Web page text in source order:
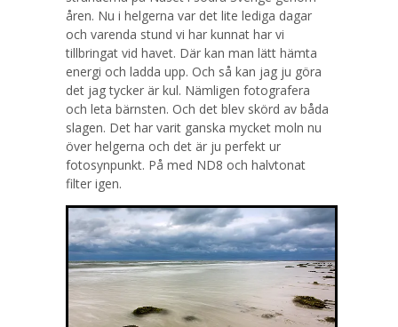
åren. Nu i helgerna var det lite lediga dagar
och varenda stund vi har kunnat har vi
tillbringat vid havet. Där kan man lätt hämta
energi och ladda upp. Och så kan jag ju göra
det jag tycker är kul. Nämligen fotografera
och leta bärnsten. Och det blev skörd av båda
slagen. Det har varit ganska mycket moln nu
över helgerna och det är ju perfekt ur
fotosynpunkt. På med ND8 och halvtonat
filter igen.